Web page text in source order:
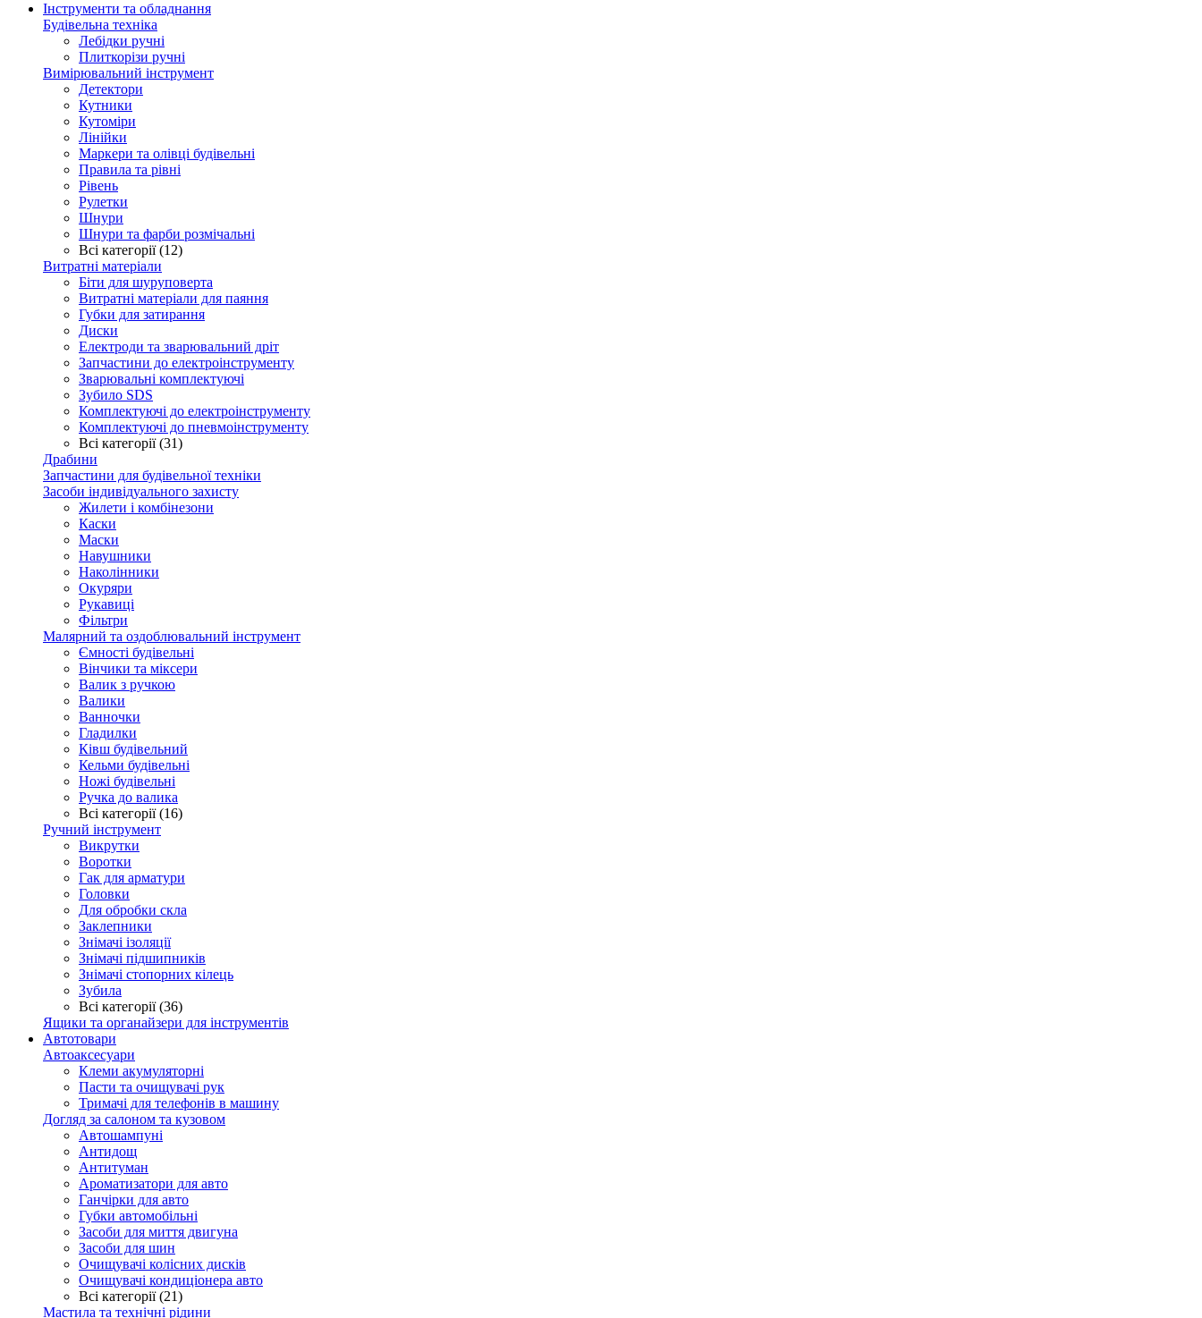
Інструменти та обладнання
Будівельна техніка
Лебідки ручні
Плиткорізи ручні
Вимірювальний інструмент
Детектори
Кутники
Кутоміри
Лінійки
Маркери та олівці будівельні
Правила та рівні
Рівень
Рулетки
Шнури
Шнури та фарби розмічальні
Всі категорії (12)
Витратні матеріали
Біти для шуруповерта
Витратні матеріали для паяння
Губки для затирання
Диски
Електроди та зварювальний дріт
Запчастини до електроінструменту
Зварювальні комплектуючі
Зубило SDS
Комплектуючі до електроінструменту
Комплектуючі до пневмоінструменту
Всі категорії (31)
Драбини
Запчастини для будівельної техніки
Засоби індивідуального захисту
Жилети і комбінезони
Каски
Маски
Навушники
Наколінники
Окуряри
Рукавиці
Фільтри
Малярний та оздоблювальний інструмент
Ємності будівельні
Вінчики та міксери
Валик з ручкою
Валики
Ванночки
Гладилки
Ківш будівельний
Кельми будівельні
Ножі будівельні
Ручка до валика
Всі категорії (16)
Ручний інструмент
Викрутки
Воротки
Гак для арматури
Головки
Для обробки скла
Заклепники
Знімачі ізоляції
Знімачі підшипників
Знімачі стопорних кілець
Зубила
Всі категорії (36)
Ящики та органайзери для інструментів
Автотовари
Автоаксесуари
Клеми акумуляторні
Пасти та очищувачі рук
Тримачі для телефонів в машину
Догляд за салоном та кузовом
Автошампуні
Антидощ
Антитуман
Ароматизатори для авто
Ганчірки для авто
Губки автомобільні
Засоби для миття двигуна
Засоби для шин
Очищувачі колісних дисків
Очищувачі кондиціонера авто
Всі категорії (21)
Мастила та технічні рідини